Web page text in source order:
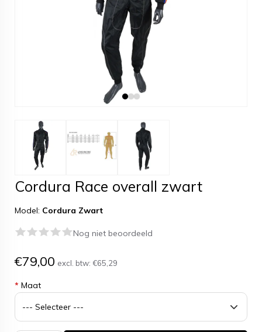
Cordura Race overall zwart
Model: Cordura Zwart
Nog niet beoordeeld
€79,00 excl. btw: €65,29
* Maat